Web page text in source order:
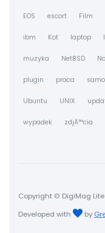
EOS escort Film
ibm Kot laptop
muzyka NetBSD
plugin praca
Ubuntu UNIX
wypadek zdjÄ™cia
Copyright © DigiMag
Developed with
by